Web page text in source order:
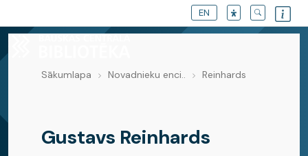
EN
Novadnieku enciklopēdija
Sākumlapa Novadnieku enci.. Reinhards
Gustavs Reinhards